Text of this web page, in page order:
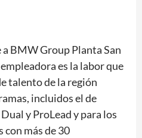
BMW Group Planta San
es la labor que
talento de la región
incluidos el de
y ProLead y para los
con más de 30